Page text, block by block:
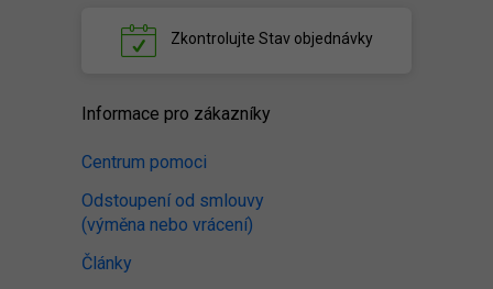
Zkontrolujte Stav objednávky
Informace pro zákazníky
Centrum pomoci
Odstoupení od smlouvy
(výměna nebo vrácení)
Články